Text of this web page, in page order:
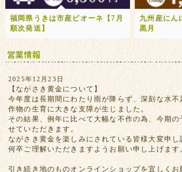
福岡県うきは市産ピオーネ【7月
順次発送】
九州産にん
黒月
2025年12月23日
【ながさき黄金について】
今年度は長期間にわたり雨が降らず、深刻な水不
作物の生育に大きな支障が生じました。
その結果、例年に比べて大幅な不作の為、今期の
せていただきます。
ながさき黄金を楽しみにされている皆様大変申し
何卒ご理解いただきますようお願い申し上げます
引き続き地のものオンラインショップを宜しくお